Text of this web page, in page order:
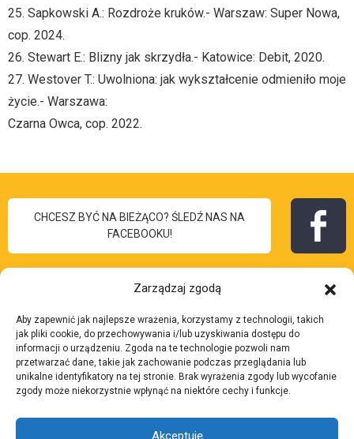
Zarządzaj zgodą
Aby zapewnić jak najlepsze wrażenia, korzystamy z technologii, takich
jak pliki cookie, do przechowywania i/lub uzyskiwania dostępu do
informacji o urządzeniu. Zgoda na te technologie pozwoli nam
przetwarzać dane, takie jak zachowanie podczas przeglądania lub
unikalne identyfikatory na tej stronie. Brak wyrażenia zgody lub wycofanie
zgody może niekorzystnie wpłynąć na niektóre cechy i funkcje.
Akceptuję
25. Sapkowski A.: Rozdroże kruków.- Warszaw: Super Nowa,
cop. 2024.
26. Stewart E.: Blizny jak skrzydła.- Katowice: Debit, 2020.
27. Westover T.: Uwolniona: jak wykształcenie odmieniło moje
życie.- Warszawa:
Czarna Owca, cop. 2022.
CHCESZ BYĆ NA BIEŻĄCO? ŚLEDŹ NAS NA
FACEBOOKU!
I Liceum
Ogólnokształcące
im. Bolesława Chrobrego
w Pszczynie
Skontaktuj się z nami:
Adres:ul. 3 Maja 7, 43-
200 Pszczyna
Telefon:32 210 37 27